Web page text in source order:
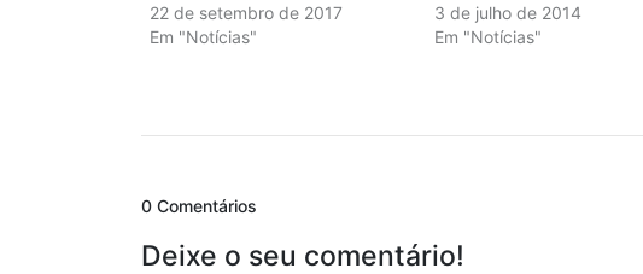
22 de setembro de 2017
Em "Notícias"
3 de julho de 2014
Em "Notícias"
0 Comentários
Deixe o seu comentário!